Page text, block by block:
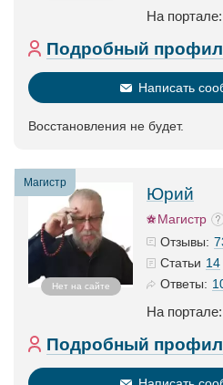
На портале:
Подробный
Написать
Восстановления не будет.
Магистр
Нет на сайте
Юрий
Магистр
Отзывы:
Статьи 14
Ответы:
На портале:
Подробный